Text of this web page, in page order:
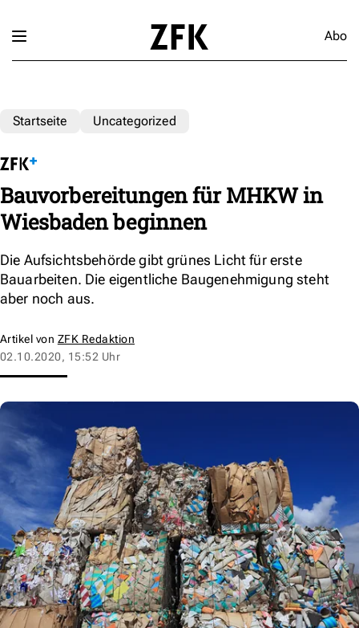
Abo
Startseite Uncategorized
Bauvorbereitungen für MHKW in
Wiesbaden beginnen
Die Aufsichtsbehörde gibt grünes Licht für erste
Bauarbeiten. Die eigentliche Baugenehmigung steht
aber noch aus.
Artikel von ZFK Redaktion
02.10.2020, 15:52 Uhr